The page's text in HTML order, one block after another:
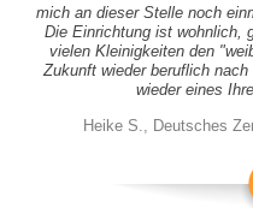
mich an dieser Stelle noch
Die Einrichtung ist wohnlich,
vielen Kleinigkeiten den
Zukunft wieder beruflich
wieder eines
Heike S., Deutsches